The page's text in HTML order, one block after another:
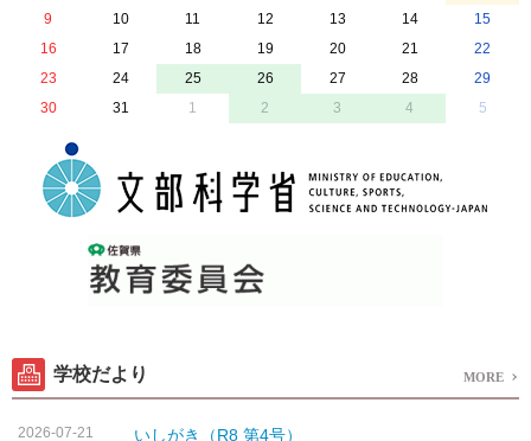
9
10 11 12 13 14
15
16
17 18 19 20 21
22
23
24 25 26 27 28
29
30
31 1 2 3 4 5
学校だより MORE
2026-07-21 いしがき（R8 第4号）